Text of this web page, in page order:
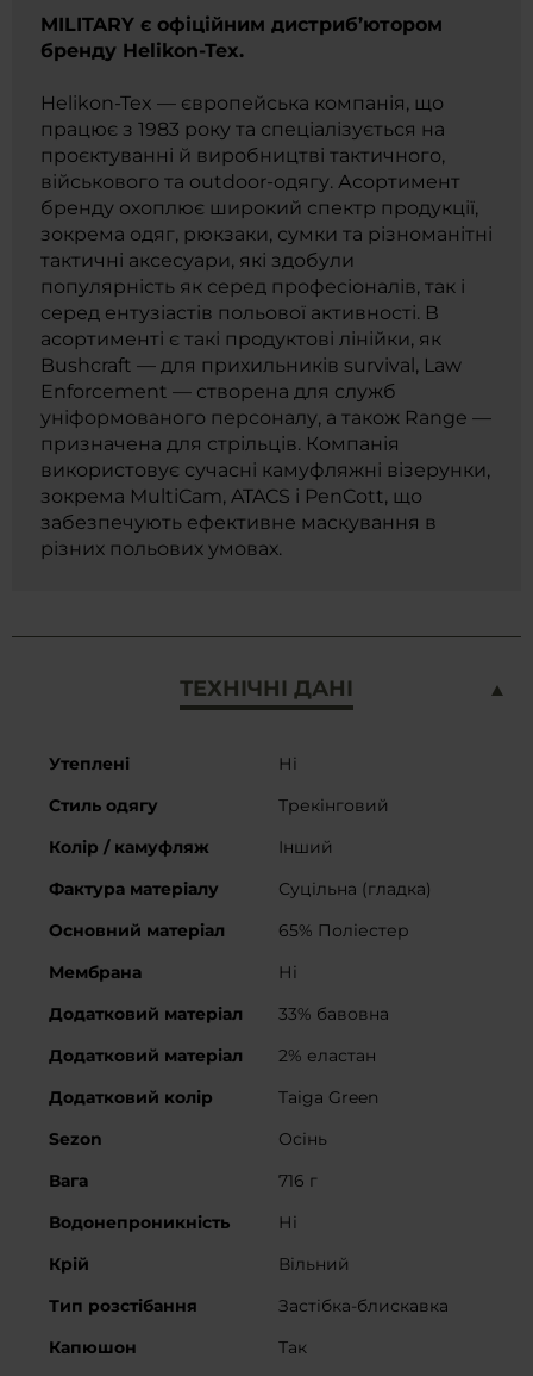
MILITARY є офіційним дистриб’ютором
бренду Helikon-Tex.
Helikon-Tex — європейська компанія, що
працює з 1983 року та спеціалізується на
проєктуванні й виробництві тактичного,
військового та outdoor-одягу. Асортимент
бренду охоплює широкий спектр продукції,
зокрема одяг, рюкзаки, сумки та різноманітні
тактичні аксесуари, які здобули
популярність як серед професіоналів, так і
серед ентузіастів польової активності. В
асортименті є такі продуктові лінійки, як
Bushcraft — для прихильників survival, Law
Enforcement — створена для служб
уніформованого персоналу, а також Range —
призначена для стрільців. Компанія
використовує сучасні камуфляжні візерунки,
зокрема MultiCam, ATACS і PenCott, що
забезпечують ефективне маскування в
різних польових умовах.
ТЕХНІЧНІ ДАНІ
Докладніше
Утеплені
Ні
Стиль одягу
Трекінговий
Колір / камуфляж
Інший
Фактура матеріалу
Суцільна (гладка)
Основний матеріал
65% Поліестер
Мембрана
Ні
Додатковий матеріал
33% бавовна
Додатковий матеріал
2% еластан
Додатковий колір
Taiga Green
Sezon
Осінь
Вага
716 г
Водонепроникність
Ні
Крій
Вільний
Тип розстібання
Застібка-блискавка
Капюшон
Так